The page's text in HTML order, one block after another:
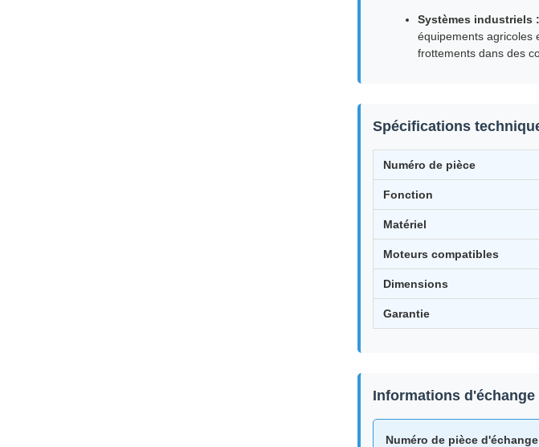
Systèmes industriels :
équipements agricoles
frottements dans des
Spécifications
Numéro de pièce
Fonction
Matériel
Moteurs compatibles
Dimensions
Garantie
Informations d'échange
Numéro de pièce